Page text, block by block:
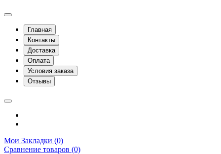
Главная
Контакты
Доставка
Оплата
Условия заказа
Отзывы
Мои Закладки (0)
Сравнение товаров (0)